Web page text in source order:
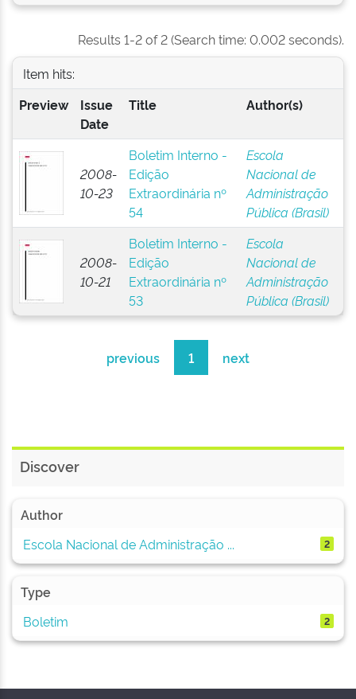
Results 1-2 of 2 (Search time: 0.002 seconds).
Item hits:
Preview
Issue
Date
Title Author(s)
2008-
10-23
Boletim Interno -
Edição
Extraordinária nº
54
Escola
Nacional de
Administração
Pública (Brasil)
2008-
10-21
Boletim Interno -
Edição
Extraordinária nº
53
Escola
Nacional de
Administração
Pública (Brasil)
previous 1 next
Discover
Author
Escola Nacional de Administração ...
2
Type
Boletim
2